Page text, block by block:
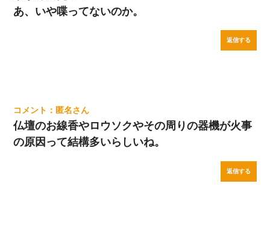
あ、いや喋ってないのか。
返信する
匿名
仏壇のお線香やロウソクやその周りの器機が火事
の原因って結構多いらしいね。
返信する